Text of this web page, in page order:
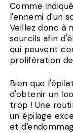
Comme
l'ennemi d'un
Veillez donc à
sourcils afin
qui peuvent
prolifération
Bien que
d'obtenir un
trop ! Une
un épilage
et